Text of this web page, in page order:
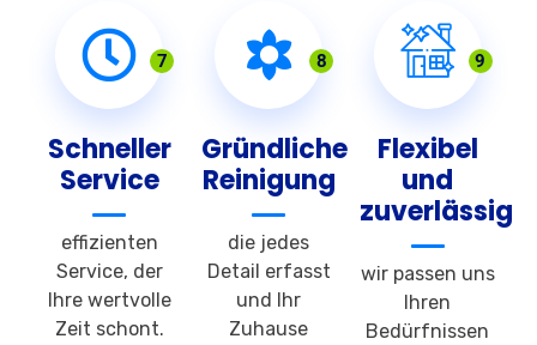
7
Schneller
Service
effizienten
Service, der
Ihre wertvolle
Zeit schont.
8
Gründliche
Reinigung
die jedes
Detail erfasst
und Ihr
Zuhause
9
Flexibel
und
zuverlässig
wir passen uns
Ihren
Bedürfnissen